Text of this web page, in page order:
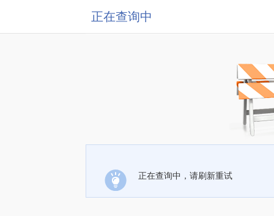
正在查询中
正在查询中，请刷新重试